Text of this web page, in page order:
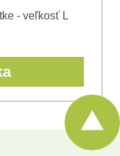
- veľkosť L